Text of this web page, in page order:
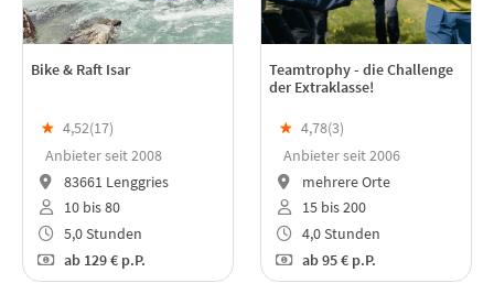
Bike & Raft Isar
★ 4,52(17)
Anbieter seit 2008
83661 Lenggries
10 bis 80
5,0 Stunden
ab129 € p.P.
Teamtrophy - die Challenge
der Extraklasse!
★ 4,78(3)
Anbieter seit 2006
mehrere Orte
15 bis 200
4,0 Stunden
ab95 € p.P.